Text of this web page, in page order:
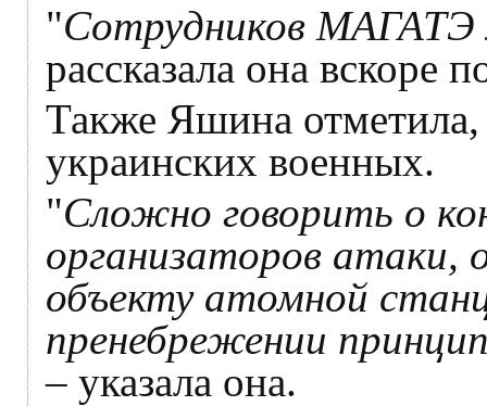
"Сотрудников МАГАТЭ
рассказала она вскоре
Также Яшина
украинских военных.
"Сложно говорить о
организаторов атаки,
объекту атомной
пренебрежении
– указала она.